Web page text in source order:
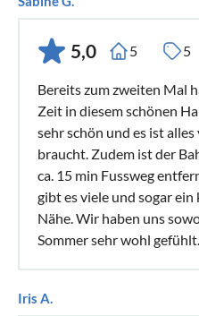
5,0 5 5
Bereits zum zweiten Mal
Zeit in diesem schönen
sehr schön und es ist
braucht. Zudem ist der
ca. 15 min Fussweg
gibt es viele und sogar
Nähe. Wir haben uns
Sommer sehr wohl gefühlt.
Iris A.